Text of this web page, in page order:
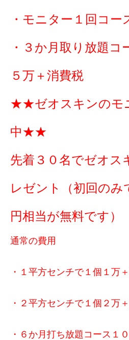
・モニター１回コー
・３か月取り放題コ
５万＋消費税
★★ゼオスキンのモ
中★★
先着３０名でゼオス
レゼント（初回のみ
円相当が無料です）
通常の費用
・１平方センチで１個１万
・２平方センチで１個２万
・６ か月打ち放題コース１